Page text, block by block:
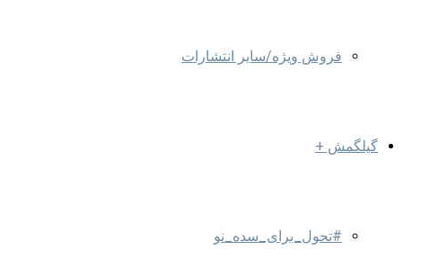
فروش ویژه/سایر انتشارات
گیلگمش +
#تحول_برای_سده_نو